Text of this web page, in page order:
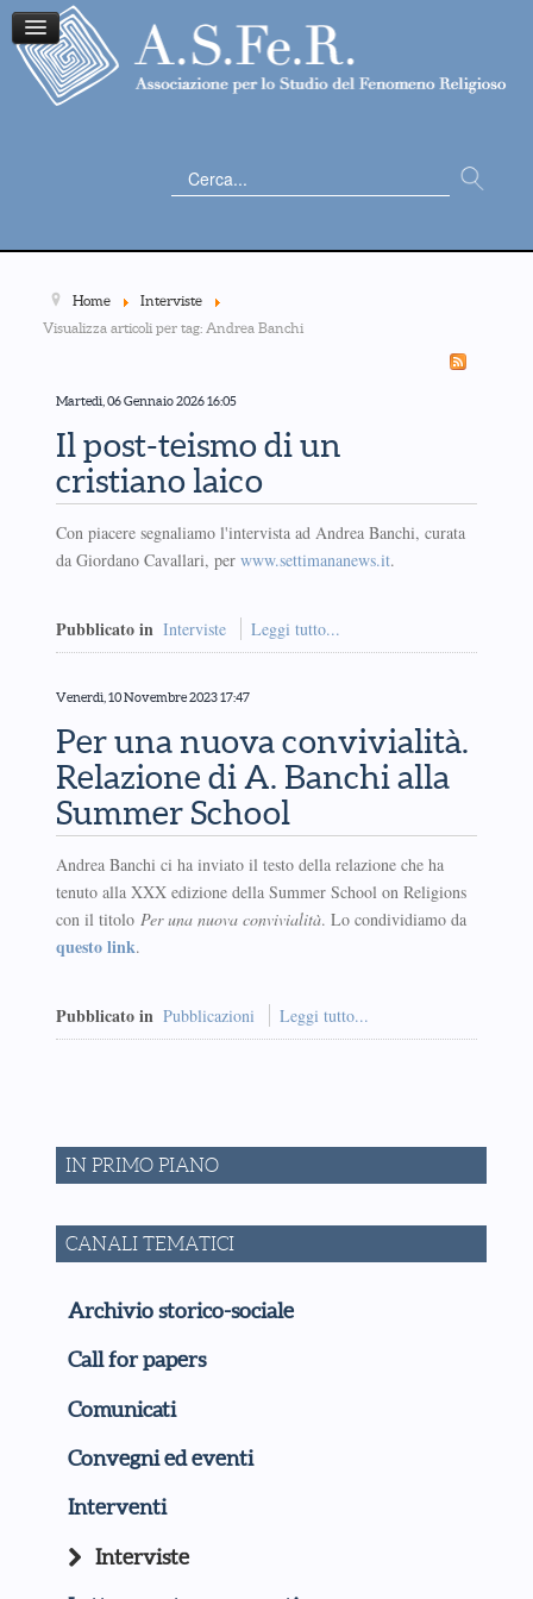
Cerca...
Home
Interviste
Visualizza articoli per tag: Andrea Banchi
Martedì, 06 Gennaio 2026 16:05
Il post-teismo di un
cristiano laico
Con piacere segnaliamo l'intervista ad Andrea Banchi, curata
da Giordano Cavallari, per www.settimananews.it.
Pubblicato in Interviste Leggi tutto...
Venerdì, 10 Novembre 2023 17:47
Per una nuova convivialità.
Relazione di A. Banchi alla
Summer School
Andrea Banchi ci ha inviato il testo della relazione che ha
tenuto alla XXX edizione della Summer School on Religions
con il titolo Per una nuova convivialità. Lo condividiamo da
questo link.
Pubblicato in Pubblicazioni Leggi tutto...
IN PRIMO PIANO
CANALI TEMATICI
Archivio storico-sociale
Call for papers
Comunicati
Convegni ed eventi
Interventi
Interviste